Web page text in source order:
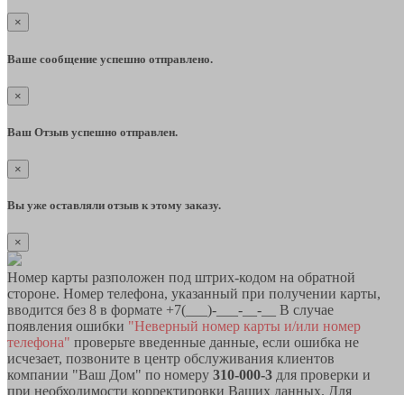
×
Ваше сообщение успешно отправлено.
×
Ваш Отзыв успешно отправлен.
×
Вы уже оставляли отзыв к этому заказу.
×
Номер карты разположен под штрих-кодом на обратной
стороне. Номер телефона, указанный при получении карты,
вводится без 8 в формате +7(___)-___-__-__ В случае
появления ошибки "Неверный номер карты и/или номер
телефона" проверьте введенные данные, если ошибка не
исчезает, позвоните в центр обслуживания клиентов
компании "Ваш Дом" по номеру 310-000-3 для проверки и
при необходимости корректировки Ваших данных. Для